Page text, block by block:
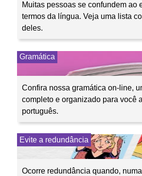
Muitas pessoas se confundem ao
termos da língua. Veja uma lista
deles.
Gramática
Confira nossa gramática on-line,
completo e organizado para você
português.
Evite a redundância
Ocorre redundância quando,